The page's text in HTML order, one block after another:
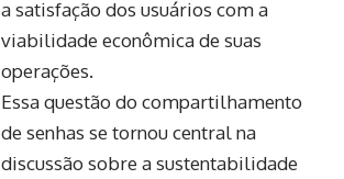
a satisfação dos usuários com a
viabilidade econômica de suas
operações.
Essa questão do compartilhamento
de senhas se tornou central na
discussão sobre a sustentabilidade